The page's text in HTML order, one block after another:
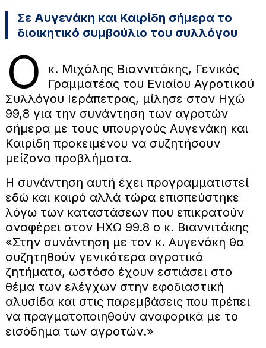
Σε Αυγενάκη και Καιρίδη σήμερα το
διοικητικό συμβούλιο του συλλόγου
Ο
κ. Μιχάλης Βιαννιτάκης, Γενικός
Γραμματέας του Ενιαίου Αγροτικού
Συλλόγου Ιεράπετρας, μίλησε στον Ηχώ
99,8 για την συνάντηση των αγροτών
σήμερα με τους υπουργούς Αυγενάκη και
Καιρίδη προκειμένου να συζητήσουν
μείζονα προβλήματα.
Η συνάντηση αυτή έχει προγραμματιστεί
εδώ και καιρό αλλά τώρα επισπεύστηκε
λόγω των καταστάσεων που επικρατούν
αναφέρει στον ΗΧΩ 99.8 ο κ. Βιαννιτάκης
«Στην συνάντηση με τον κ. Αυγενάκη θα
συζητηθούν γενικότερα αγροτικά
ζητήματα, ωστόσο έχουν εστιάσει στο
θέμα των ελέγχων στην εφοδιαστική
αλυσίδα και στις παρεμβάσεις που πρέπει
να πραγματοποιηθούν αναφορικά με το
εισόδημα των αγροτών.»